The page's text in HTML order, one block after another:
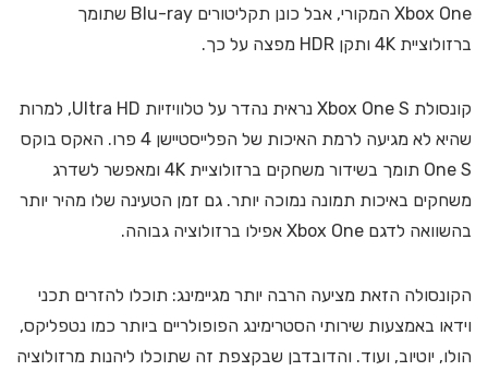
Xbox One המקורי, אבל כונן תקליטורים Blu-ray שתומך
ברזולוציית 4K ותקן HDR מפצה על כך.
קונסולת Xbox One S נראית נהדר על טלוויזיות Ultra HD, למרות
שהיא לא מגיעה לרמת האיכות של הפלייסטיישן 4 פרו. האקס בוקס
One S תומך בשידור משחקים ברזולוציית 4K ומאפשר לשדרג
משחקים באיכות תמונה נמוכה יותר. גם זמן הטעינה שלו מהיר יותר
בהשוואה לדגם Xbox One אפילו ברזולוציה גבוהה.
הקונסולה הזאת מציעה הרבה יותר מגיימינג: תוכלו להזרים תכני
וידאו באמצעות שירותי הסטרימינג הפופולריים ביותר כמו נטפליקס,
הולו, יוטיוב, ועוד. והדובדבן שבקצפת זה שתוכלו ליהנות מרזולוציה